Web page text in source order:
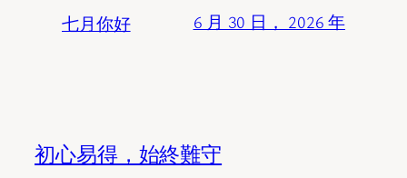
七月你好 6 月 30 日， 2026 年
初心易得，始終難守